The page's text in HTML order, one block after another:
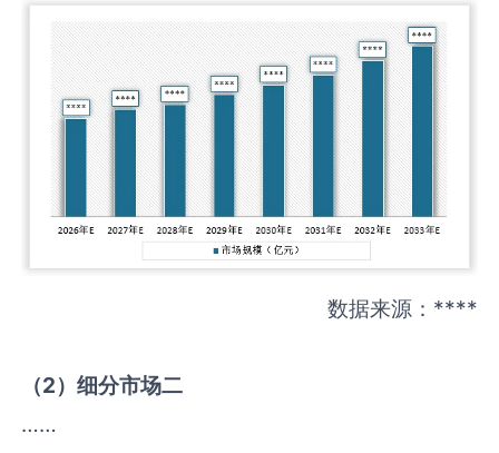
数据来源：****
（2）细分市场二
……